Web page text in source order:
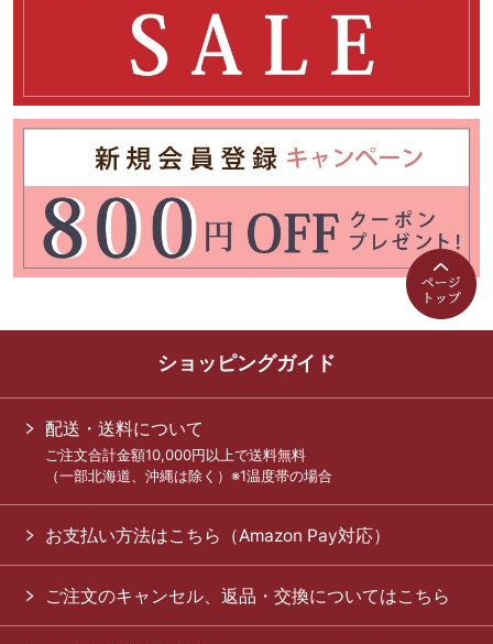
ショッピングガイド
配送・送料について
ご注文合計金額10,000円以上で送料無料
（一部北海道、沖縄は除く）※1温度帯の場合
お支払い方法はこちら（Amazon Pay対応）
ご注文のキャンセル、返品・交換についてはこちら